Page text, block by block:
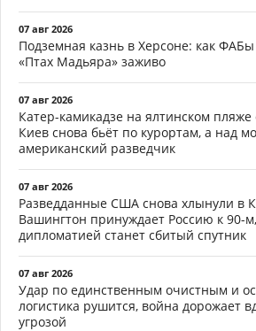
07 авг 2026
Подземная казнь в Херсоне: как
«Птах Мадьяра» заживо
07 авг 2026
Катер-камикадзе на ялтинском пляже
Киев снова бьёт по курортам, а над
американский разведчик
07 авг 2026
Разведданные США снова хлынули в
Вашингтон принуждает Россию к 90-
дипломатией станет сбитый спутник
07 авг 2026
Удар по единственным очистным и
логистика рушится, война дорожает
угрозой